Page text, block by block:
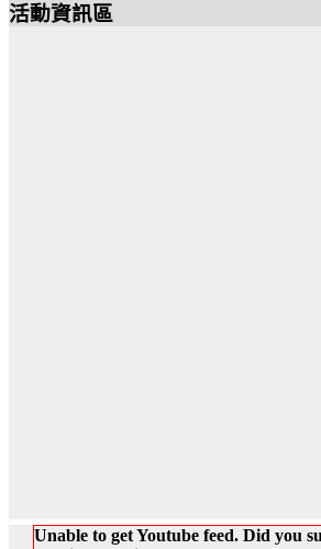
活動資訊區
Unable to get Youtube feed. Did you